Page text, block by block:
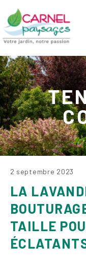
2 septembre 2023
LA
TAILLE